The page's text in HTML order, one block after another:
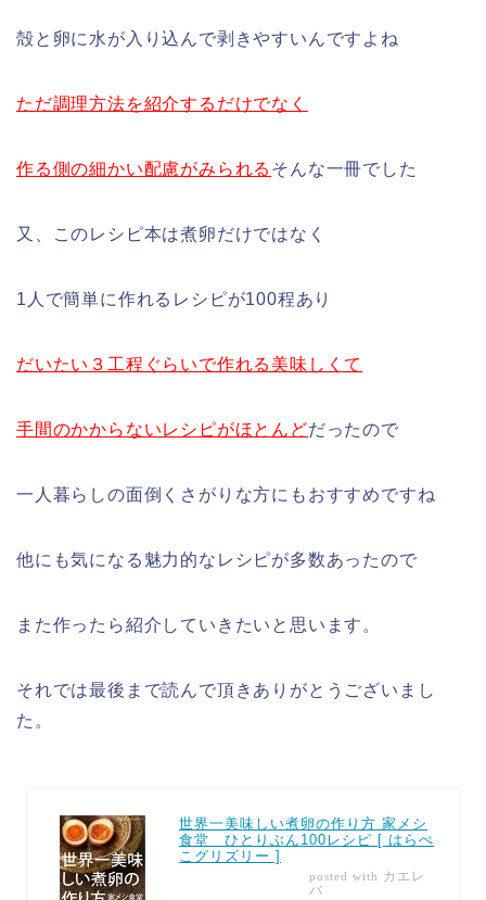
殻と卵に水が入り込んで剥きやすいんですよね
ただ調理方法を紹介するだけでなく
作る側の細かい配慮がみられる そんな一冊でした
又、このレシピ本は煮卵だけではなく
1人で簡単に作れるレシピが100程あり
だいたい３工程ぐらいで作れる美味しくて
手間のかからないレシピがほとんどだったので
一人暮らしの面倒くさがりな方にもおすすめですね
他にも気になる魅力的なレシピが多数あったので
また作ったら紹介していきたいと思います。
それでは最後まで読んで頂きありがとうございまし
た。
世界一美味しい煮卵の作り方 家メシ
食堂 ひとりぶん100レシピ [ はらぺ
こグリズリー ]
posted with カエレ
バ